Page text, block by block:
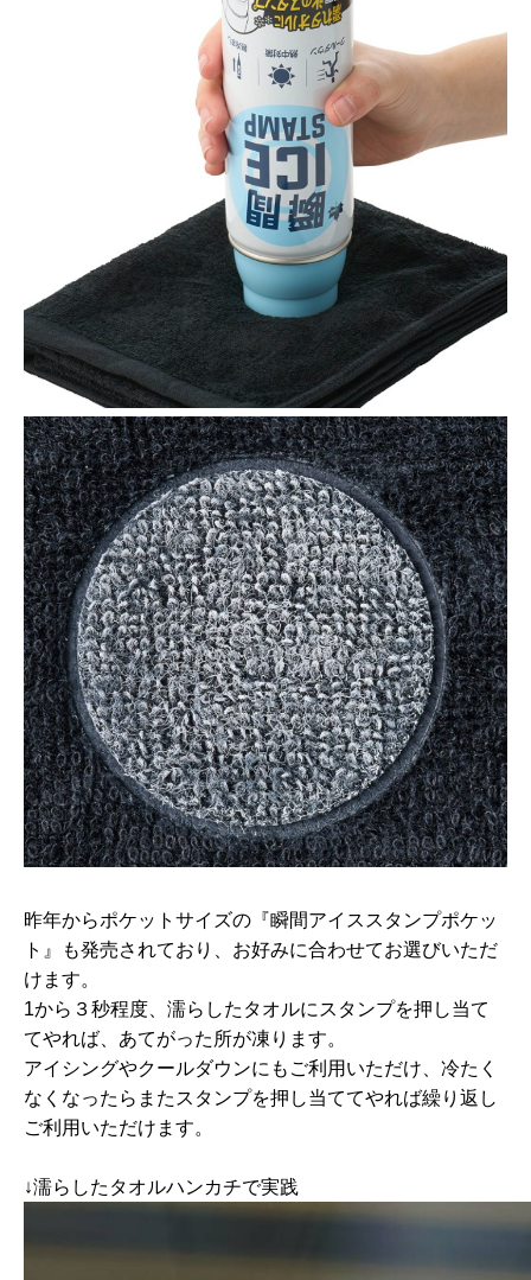
昨年からポケットサイズの『瞬間アイススタンプポケッ
ト』も発売されており、お好みに合わせてお選びいただ
けます。
1から３秒程度、濡らしたタオルにスタンプを押し当て
てやれば、あてがった所が凍ります。
アイシングやクールダウンにもご利用いただけ、冷たく
なくなったらまたスタンプを押し当ててやれば繰り返し
ご利用いただけます。
↓濡らしたタオルハンカチで実践